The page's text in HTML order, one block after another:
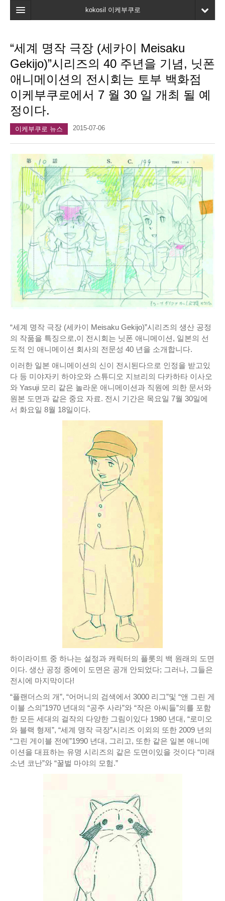
kokosil 이케부쿠로
지도
최신정보
고객평가
마이페이지
즐겨찾기
“세계 명작 극장 (세카이 Meisaku
Gekijo)”시리즈의 40 주년을 기념, 닛폰
애니메이션의 전시회는 토부 백화점
이케부쿠로에서 7 월 30 일 개최 될 예
정이다.
이케부쿠로 뉴스 2015-07-06
“세계 명작 극장 (세카이 Meisaku Gekijo)”시리즈의 생산 공정
의 작품을 특징으로,이 전시회는 닛폰 애니메이션, 일본의 선
도적 인 애니메이션 회사의 전문성 40 년을 소개합니다.
이러한 일본 애니메이션의 신이 전시된다으로 인정을 받고있
다 등 미야자키 하야오와 스튜디오 지브리의 다카하타 이사오
와 Yasuji 모리 같은 놀라운 애니메이션과 직원에 의한 문서와
원본 도면과 같은 중요 자료. 전시 기간은 목요일 7월 30일에
서 화요일 8월 18일이다.
하이라이트 중 하나는 설정과 캐릭터의 플롯의 백 원래의 도면
이다. 생산 공정 중에이 도면은 공개 안되었다; 그러나, 그들은
전시에 마지막이다!
“플랜더스의 개”, “어머니의 검색에서 3000 리그”및 “앤 그린 게
이블 스의”1970 년대의 “공주 사라”와 “작은 아씨들”의를 포함
한 모든 세대의 걸작의 다양한 그림이있다 1980 년대, “로미오
와 블랙 형제”, “세계 명작 극장”시리즈 이외의 또한 2009 년의
“그린 게이블 전에”1990 년대, 그리고, 또한 같은 일본 애니메
이션을 대표하는 유명 시리즈의 같은 도면이있을 것이다 “미래
소년 코난”와 “꿀벌 마야의 모험.”